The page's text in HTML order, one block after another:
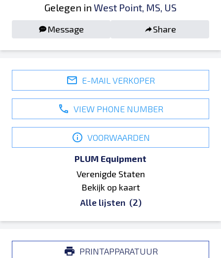
Gelegen in West Point, MS, US
Message Share
E-MAIL VERKOPER
VIEW PHONE NUMBER
VOORWAARDEN
PLUM Equipment
Verenigde Staten
Bekijk op kaart
Alle lijsten (2)
PRINTAPPARATUUR